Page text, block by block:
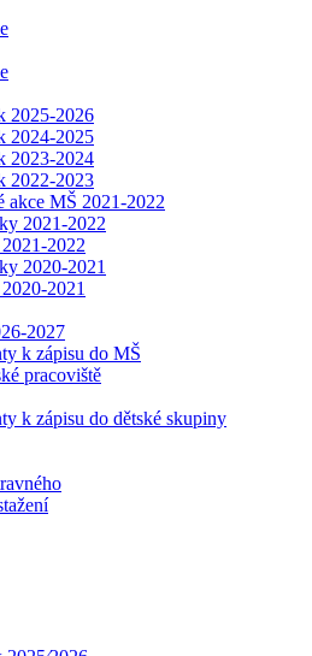
2025-2026
2024-2025
2023-2024
2022-2023
akce MŠ 2021-2022
2021-2022
2022
2020-2021
2021
2027
k zápisu do MŠ
pracoviště
k zápisu do dětské skupiny